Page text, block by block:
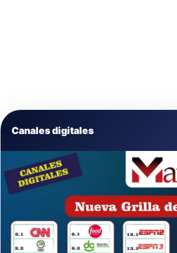
Canales digitales